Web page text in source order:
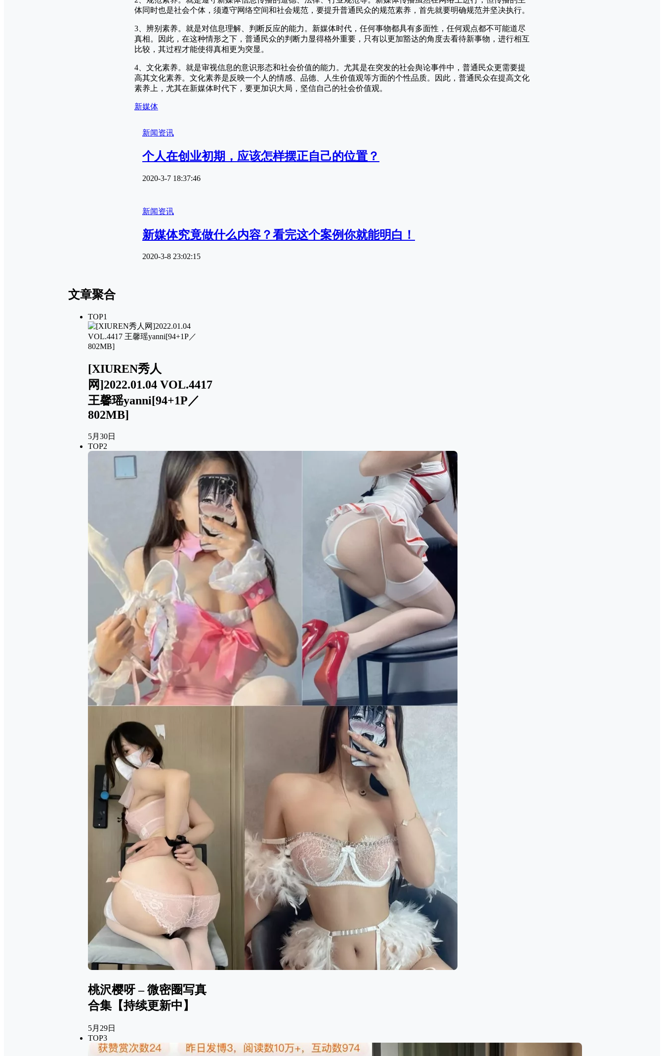
体同时也是社会个体，须遵守网络空间和社会规范，要提升普通民众的规范素养，首先就要明确规范并坚决执行。
3、辨别素养。就是对信息理解、判断反应的能力。新媒体时代，任何事物都具有多面性，任何观点都不可能道尽
真相。因此，在这种情形之下，普通民众的判断力显得格外重要，只有以更加豁达的角度去看待新事物，进行相互
比较，其过程才能使得真相更为突显。
4、文化素养。就是审视信息的意识形态和社会价值的能力。尤其是在突发的社会舆论事件中，普通民众更需要提
高其文化素养。文化素养是反映一个人的情感、品德、人生价值观等方面的个性品质。因此，普通民众在提高文化
素养上，尤其在新媒体时代下，要更加识大局，坚信自己的社会价值观。
新媒体
新闻资讯
个人在创业初期，应该怎样摆正自己的位置？
2020-3-7 18:37:46
新闻资讯
新媒体究竟做什么内容？看完这个案例你就能明白！
2020-3-8 23:02:15
文章聚合
TOP1
[XIUREN秀人
网]2022.01.04 VOL.4417
王馨瑶yanni[94+1P／
802MB]
5月30日
TOP2
桃沢樱呀 – 微密圈写真
合集【持续更新中】
5月29日
TOP3